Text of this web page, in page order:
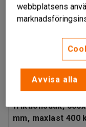
Tralla, plywood
friktionsduk,
mm, maxlast 400
webbplatsens
Avvisa alla